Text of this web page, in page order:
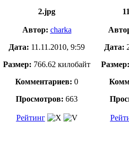
2.jpg
Автор: charka
Дата: 11.11.2010, 9:59
Размер: 766.62 килобайт
Комментариев: 0
Просмотров: 663
Рейтинг
Дата:
Размер: